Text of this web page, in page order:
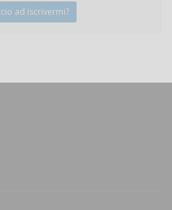
ad iscrivermi?